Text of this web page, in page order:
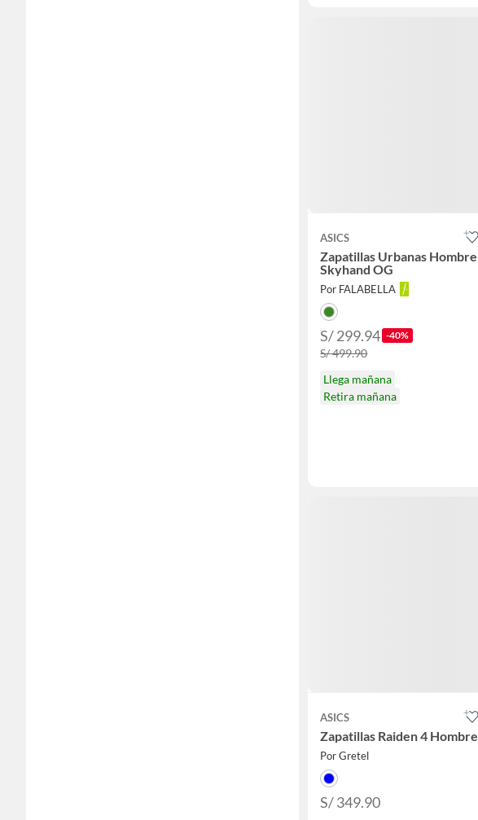
ASICS
Zapatillas Urbanas Hombre
Skyhand OG
Por FALABELLA
S/ 299.94 -40%
S/ 499.90
Llega mañana
Retira mañana
ASICS
Zapatillas Raiden 4 Hombre
Por Gretel
S/ 349.90